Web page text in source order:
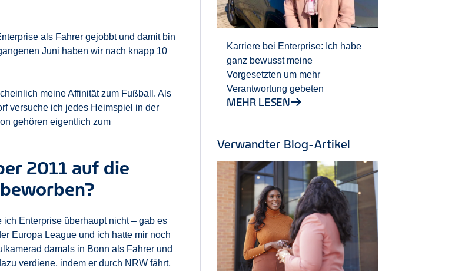
als Fahrer gejobbt und damit bin
Juni haben wir nach knapp 10
meine Affinität zum Fußball. Als
versuche ich jedes Heimspiel in der
gehören eigentlich zum
2011 auf die
Enterprise überhaupt nicht – gab es
Europa League und ich hatte mir noch
damals in Bonn als Fahrer und
verdiene, indem er durch NRW fährt,
Karriere bei Enterprise: Ich habe
ganz bewusst meine
Vorgesetzten um mehr
Verantwortung gebeten
MEHR LESEN
Verwandter Blog-Artikel